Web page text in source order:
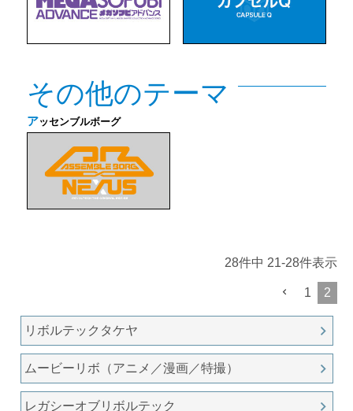
その他のテーマ
アッセンブルボーグ
28件中 21-28件表示
1 2
リボルテックタケヤ
ムービーリボ（アニメ／漫画／特撮）
レガシーオブリボルテック